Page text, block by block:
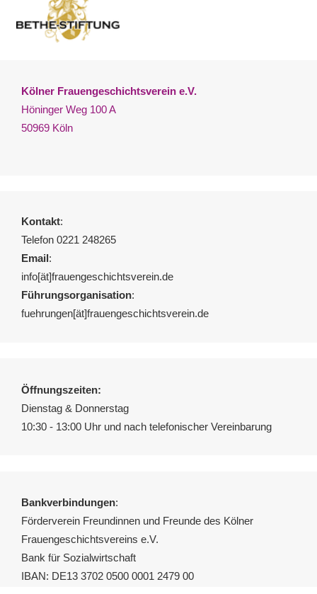
Kölner Frauengeschichtsverein e.V.
Höninger Weg 100 A
50969 Köln
Kontakt:
Telefon 0221 248265
Email:
info[ät]frauengeschichtsverein.de
Führungsorganisation:
fuehrungen[ät]frauengeschichtsverein.de
Öffnungszeiten:
Dienstag & Donnerstag
10:30 - 13:00 Uhr und nach telefonischer Vereinbarung
Bankverbindungen:
Förderverein Freundinnen und Freunde des Kölner
Frauengeschichtsvereins e.V.
Bank für Sozialwirtschaft
IBAN: DE13 3702 0500 0001 2479 00